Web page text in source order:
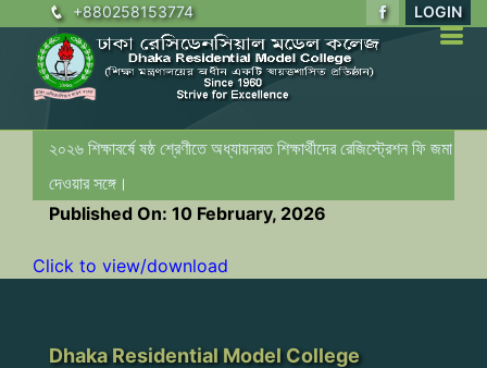
+880258153774 LOGIN
২০২৬ শিক্ষাবর্ষে ষষ্ঠ শ্রেণীতে অধ্যায়নরত শিক্ষার্থীদের রেজিস্ট্রেশন ফি জমা
দেওয়ার সঙ্গে।
Published On: 10 February, 2026
Click to view/download
Dhaka Residential Model College